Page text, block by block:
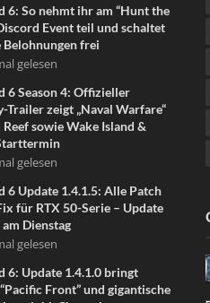
6: So nehmt ihr am “Hunt the
Event teil und schaltet
frei
gelesen
6 Season 4: Offizieller
Trailer zeigt „Naval Warfare“
sowie Wake Island &
gelesen
6 Update 1.4.1.5: Alle Patch
für RTX 50-Serie – Update
Dienstag
gelesen
6: Update 1.4.1.0 bringt
Front” und gigantische